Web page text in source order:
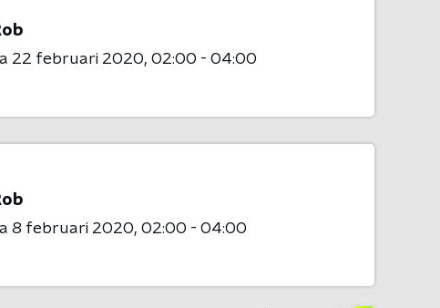
22 februari 2020 02:00 - 04:00
8 februari 2020 02:00 - 04:00